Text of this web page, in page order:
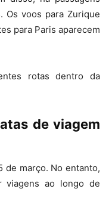
Os voos para Zurique
para Paris aparecem
rotas dentro da
de viagem
de março. No entanto,
viagens ao longo de